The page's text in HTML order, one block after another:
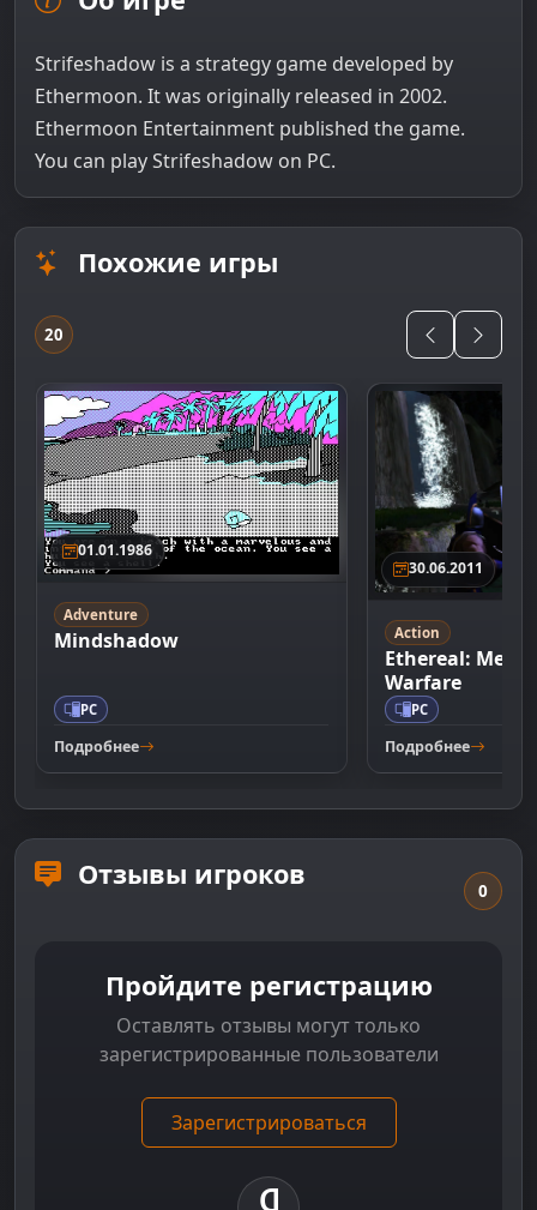
Strifeshadow is a strategy game developed by
Ethermoon. It was originally released in 2002.
Ethermoon Entertainment published the game.
You can play Strifeshadow on PC.
Похожие игры
20
01.01.1986
Adventure
Mindshadow
PC
Подробнее
30.06.2011
Action
Ethereal:
Warfare
PC
Подробнее
Отзывы игроков 0
Пройдите регистрацию
Оставлять отзывы могут только
зарегистрированные пользователи
Зарегистрироваться